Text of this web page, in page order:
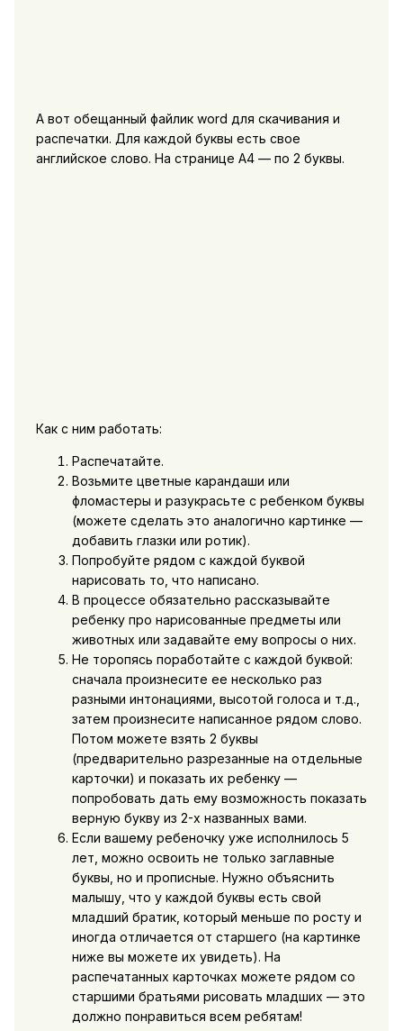
А вот обещанный файлик word для скачивания и
распечатки. Для каждой буквы есть свое
английское слово. На странице A4 — по 2 буквы.
Как с ним работать:
Распечатайте.
Возьмите цветные карандаши или
фломастеры и разукрасьте с ребенком буквы
(можете сделать это аналогично картинке —
добавить глазки или ротик).
Попробуйте рядом с каждой буквой
нарисовать то, что написано.
В процессе обязательно рассказывайте
ребенку про нарисованные предметы или
животных или задавайте ему вопросы о них.
Не торопясь поработайте с каждой буквой:
сначала произнесите ее несколько раз
разными интонациями, высотой голоса и т.д.,
затем произнесите написанное рядом слово.
Потом можете взять 2 буквы
(предварительно разрезанные на отдельные
карточки) и показать их ребенку —
попробовать дать ему возможность показать
верную букву из 2-х названных вами.
Если вашему ребеночку уже исполнилось 5
лет, можно освоить не только заглавные
буквы, но и прописные. Нужно объяснить
малышу, что у каждой буквы есть свой
младший братик, который меньше по росту и
иногда отличается от старшего (на картинке
ниже вы можете их увидеть). На
распечатанных карточках можете рядом со
старшими братьями рисовать младших — это
должно понравиться всем ребятам!